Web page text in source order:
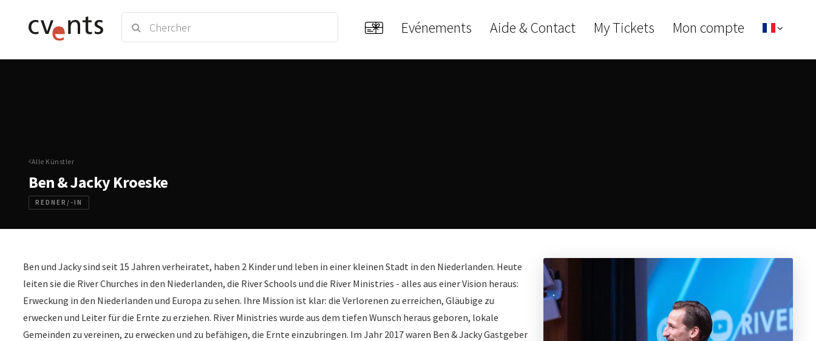
Evénements Aide & Contact My Tickets Mon compte
Alle Künstler
Ben & Jacky Kroeske
REDNER/-IN
Ben und Jacky sind seit 15 Jahren verheiratet, haben 2 Kinder und leben in einer kleinen Stadt in den Niederlanden. Heute
leiten sie die River Churches in den Niederlanden, die River Schools und die River Ministries - alles aus einer Vision heraus:
Erweckung in den Niederlanden und Europa zu sehen. Ihre Mission ist klar: die Verlorenen zu erreichen, Gläubige zu
erwecken und Leiter für die Ernte zu erziehen. River Ministries wurde aus dem tiefen Wunsch heraus geboren, lokale
Gemeinden zu vereinen, zu erwecken und zu befähigen, die Ernte einzubringen. Im Jahr 2017 waren Ben & Jacky Gastgeber